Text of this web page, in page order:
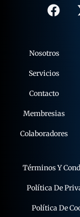
Términos Y
Política De
Política De
Nosotros
Servicios
Contacto
Membresias
Colaboradores